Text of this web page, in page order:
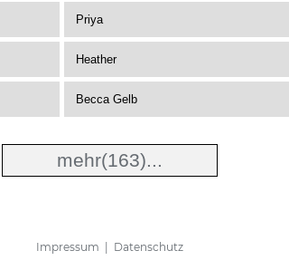
Priya
Heather
Becca Gelb
mehr(163)...
Impressum | Datenschutz